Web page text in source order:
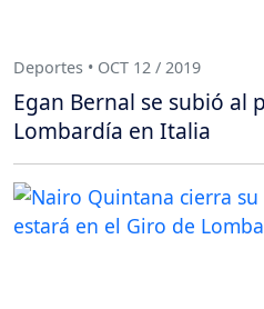
Deportes • OCT 12 / 2019
Egan Bernal se subió al
Lombardía en Italia